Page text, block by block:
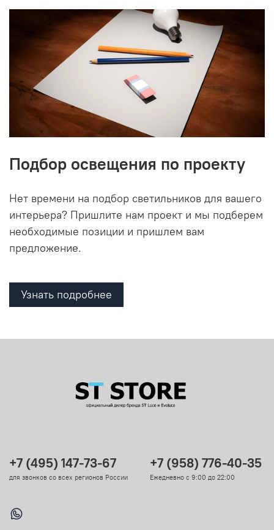
Подбор освещения по проекту
Нет времени на подбор светильников для вашего
интерьера? Пришлите нам проект и мы подберем
необходимые позиции и пришлем вам
предложение.
Узнать подробнее
+7 (495) 147-73-67
для звонков со всех регионов России
+7 (958) 776-40-35
Ежедневно с 9:00 до 22:00